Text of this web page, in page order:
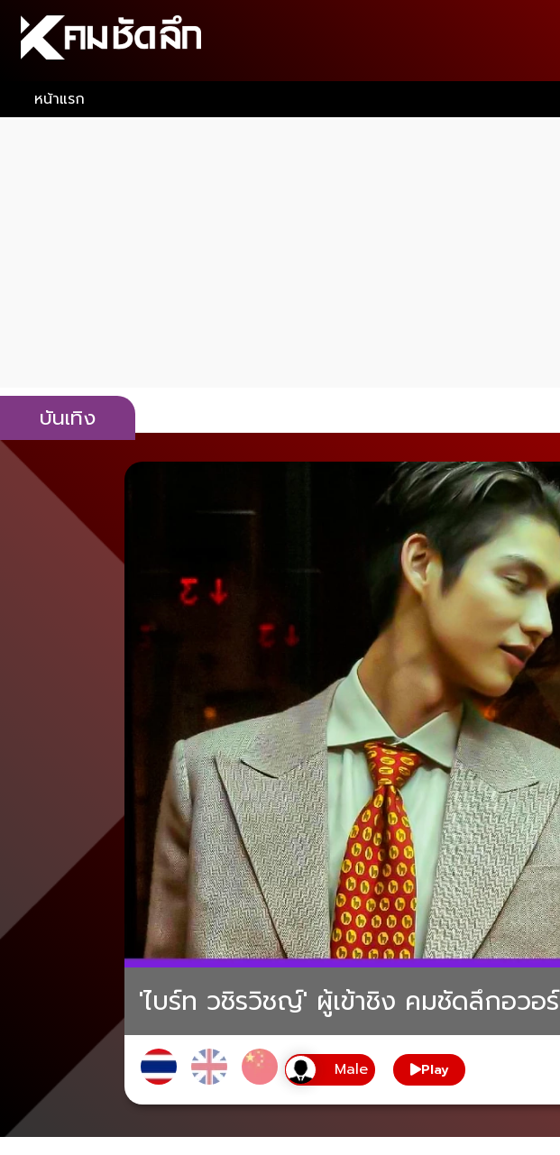
หน้าแรก
บันเทิง
'ไบร์ท วชิรวิชญ์' ผู้เข้าชิง คมชัดลึกอว
Play